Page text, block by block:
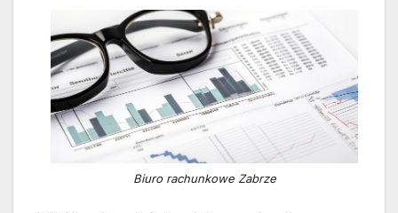
Biuro rachunkowe Zabrze